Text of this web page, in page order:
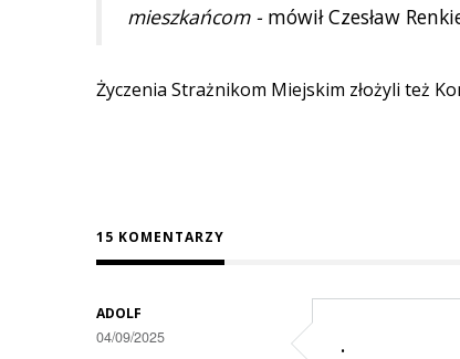
mieszkańcom - mówił Czesław
Życzenia Strażnikom Miejskim złożyli też
15 KOMENTARZY
ADOLF
04/09/2025 .